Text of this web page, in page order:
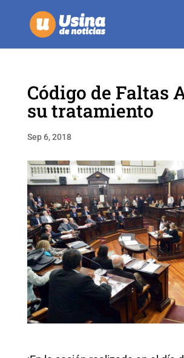
Código de Faltas
su tratamiento
Sep 6, 2018